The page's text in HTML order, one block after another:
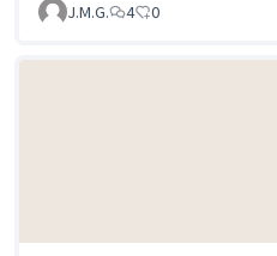
J.M.G. 4 0